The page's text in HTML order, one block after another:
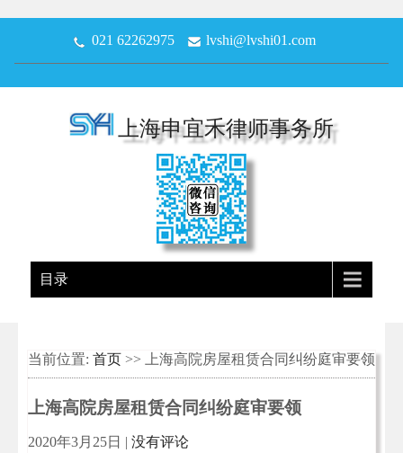
021 62262975 lvshi@lvshi01.com
上海申宜禾律师事务所
目录
当前位置: 首页 >> 上海高院房屋租赁合同纠纷庭审要领
上海高院房屋租赁合同纠纷庭审要领
2020年3月25日 | 没有评论